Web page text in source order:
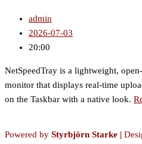
admin
2026-07-03
20:00
NetSpeedTray is a lightweight,
monitor that displays real-time
on the Taskbar with a native look.
Powered by Styrbjörn Starke |